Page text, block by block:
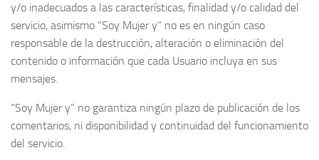
y/o inadecuados a las características, finalidad y/o calidad del
servicio, asimismo “Soy Mujer y” no es en ningún caso
responsable de la destrucción, alteración o eliminación del
contenido o información que cada Usuario incluya en sus
mensajes.
“Soy Mujer y” no garantiza ningún plazo de publicación de los
comentarios, ni disponibilidad y continuidad del funcionamiento
del servicio.